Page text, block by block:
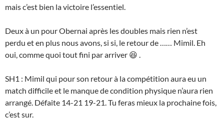
mais c’est bien la victoire l’essentiel.
Deux à un pour Obernai après les doubles mais rien n’est
perdu et en plus nous avons, si si, le retour de …… Mimil. Eh
oui, comme quoi tout fini par arriver 😆 .
SH1 : Mimil qui pour son retour à la compétition aura eu un
match difficile et le manque de condition physique n’aura rien
arrangé. Défaite 14-21 19-21. Tu feras mieux la prochaine fois,
c’est sur.